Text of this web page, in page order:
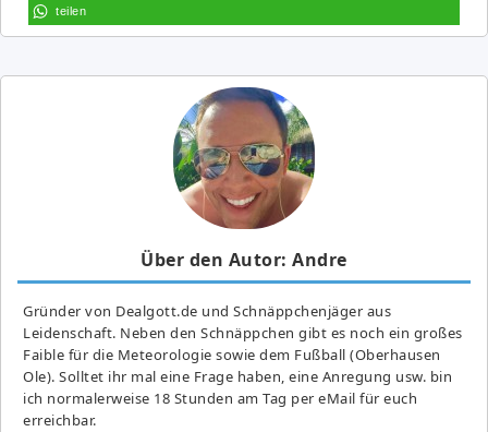
teilen
Über den Autor: Andre
Gründer von Dealgott.de und Schnäppchenjäger aus
Leidenschaft. Neben den Schnäppchen gibt es noch ein großes
Fai­ble für die Meteorologie sowie dem Fußball (Oberhausen
Ole). Solltet ihr mal eine Frage haben, eine Anregung usw. bin
ich normalerweise 18 Stunden am Tag per eMail für euch
erreichbar.